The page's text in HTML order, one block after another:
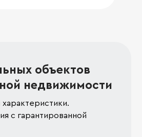
объектов
недвижимости
с гарантированной